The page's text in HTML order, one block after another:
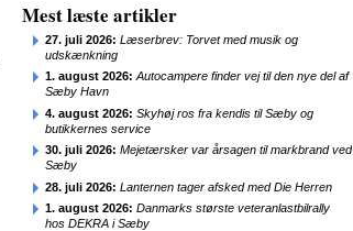
Mest læste artikler
27. juli 2026: Læserbrev: Torvet med musik og
udskænkning
1. august 2026: Autocampere finder vej til den nye del af
Sæby Havn
4. august 2026: Skyhøj ros fra kendis til Sæby og
butikkernes service
30. juli 2026: Mejetærsker var årsagen til markbrand ved
Sæby
28. juli 2026: Lanternen tager afsked med Die Herren
1. august 2026: Danmarks største veteranlastbilrally
hos DEKRA i Sæby